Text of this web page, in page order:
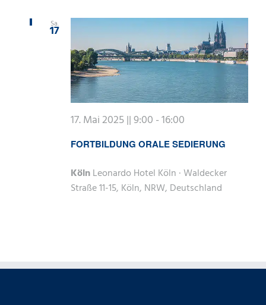
Sa.
17
FORTBILDUNG ORALE SEDIERUNG
17. Mai 2025 || 9:00 -16:00
KölnLeonardo Hotel Köln · Waldecker
Straße 11-15, Köln, NRW, Deutschland